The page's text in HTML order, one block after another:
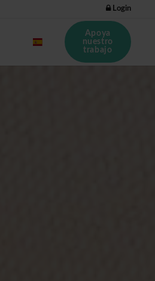
Login
Apoya
nuestro
trabajo